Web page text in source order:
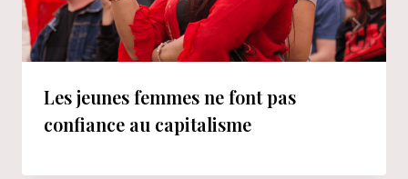
Les jeunes femmes ne font pas
confiance au capitalisme